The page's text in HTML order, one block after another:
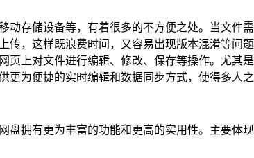
动存储设备等，有着很多的不方便之处。当文件
，这样既浪费时间，又容易出现版本混淆等问题
页上对文件进行编辑、修改、保存等操作。尤其
更为便捷的实时编辑和数据同步方式，使得多人
盘拥有更为丰富的功能和更高的实用性。主要体